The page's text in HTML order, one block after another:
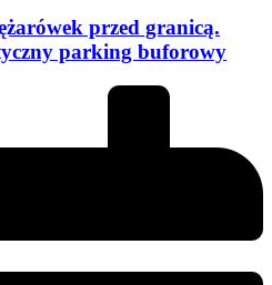
przed granicą.
parking buforowy